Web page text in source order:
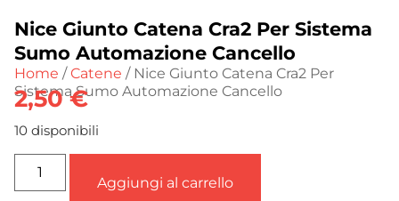
Nice Giunto Catena Cra2 Per Sistema
Sumo Automazione Cancello
Home /Catene / Nice Giunto Catena Cra2 Per
Sistema Sumo Automazione Cancello
2,50€
10 disponibili
Aggiungi al carrello